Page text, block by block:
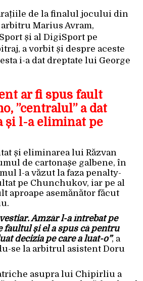
de la finalul jocului din
Marius Avram,
și al DigiSport pe
a vorbit și despre aceste
i-a dat dreptate lui George
ar fi spus fault
”centralul” a dat
și l-a eliminat pe
și eliminarea lui Răzvan
de cartonașe galbene, în
l-a văzut la faza penalty-
pe Chunchukov, iar pe al
aproape asemănător făcut
Amzăr l-a întrebat pe
faultul și el a spus că pentru
decizia pe care a luat-o”, a
se la arbitrul asistent Doru
asupra lui Chipirliu a